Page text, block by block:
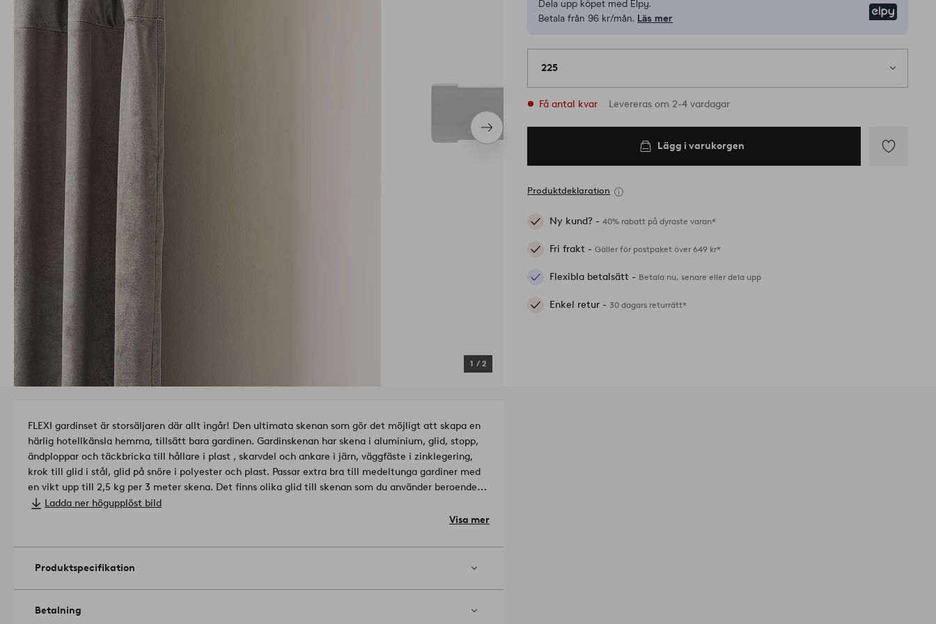
Nästa
produkt
1 / 2
Dela upp köpet med Elpy.
Betala från 96 kr/mån. Läs mer
225
Få antal kvar Levereras om 2-4 vardagar
Lägg i varukorgen
Produktdeklaration
Ny kund? -40% rabatt på dyraste varan*
Fri frakt -Gäller för postpaket över 649 kr*
Flexibla betalsätt - Betala nu, senare eller dela upp
Enkel retur -30 dagars returrätt*
FLEXI gardinset är storsäljaren där allt ingår! Den ultimata skenan som gör det möjligt att skapa en
härlig hotellkänsla hemma, tillsätt bara gardinen. Gardinskenan har skena i aluminium, glid, stopp,
ändploppar och täckbricka till hållare i plast , skarvdel och ankare i järn, väggfäste i zinklegering,
krok till glid i stål, glid på snöre i polyester och plast. Passar extra bra till medeltunga gardiner med
en vikt upp till 2,5 kg per 3 meter skena. Det finns olika glid till skenan som du använder beroende
på vilken funktion du vill ha: - Glid på snöre är den hemliga ingrediensen för att skapa en
loungegardin! Gliden sitter fast på ett snöre med 8 cm mellanrum, vilket skapar jämna vågor som
dra ut gardinen till att bli helt rak. Fråndragen som fördraget bibehålls alltså gardinens vackra vågor,
vilket då är skillnaden mellan vanliga glid där gardinens vågor försvinner helt i fördraget läge. - Lösa
tak eller på vägg. Skenprofil: B 13 x H 20 mm. Flexibel gardinskena som går att montera både på
Ladda ner högupplöst bild
Visa mer
Produktspecifikation
Betalning